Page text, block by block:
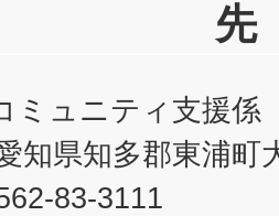
先
ミュニティ支援係
知県知多郡東浦町
83-3111